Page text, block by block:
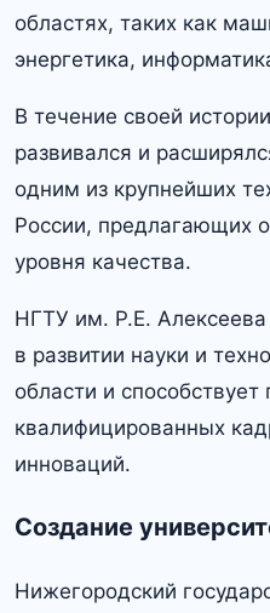
областях, таких как
энергетика,
В течение своей
развивался и
одним из крупнейших
России, предлагающих
уровня качества.​
НГТУ им.​ Р.Е.​
в развитии науки и
области и способствует
квалифицированных
инноваций.​
Создание
Нижегородский